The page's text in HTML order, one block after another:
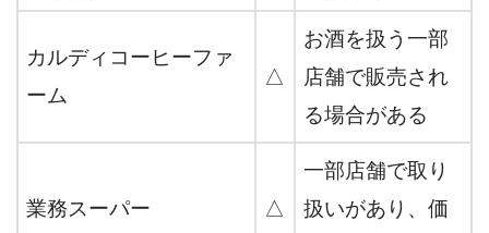
カルディコーヒーファ
ーム
△
お酒を扱う一部
店舗で販売され
る場合がある
業務スーパー △
一部店舗で取り
扱いがあり、価